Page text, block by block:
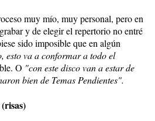
muy mío, muy personal, pero en
y de elegir el repertorio no entré
sido imposible que en algún
esto va a conformar a todo el
O "con este disco van a estar de
bien de Temas Pendientes".